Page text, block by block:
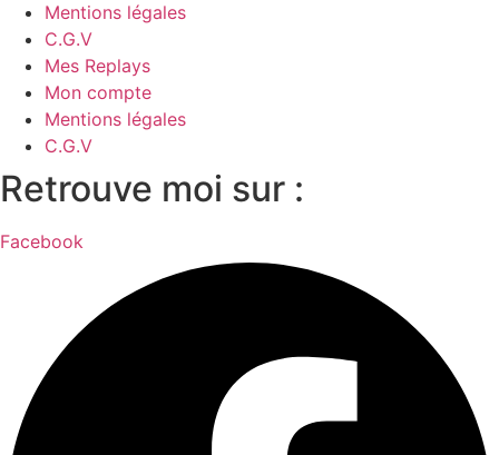
Mentions légales
C.G.V
Mes Replays
Mon compte
Mentions légales
C.G.V
Retrouve moi sur :
Facebook